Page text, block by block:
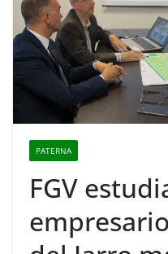
PATERNA
FGV